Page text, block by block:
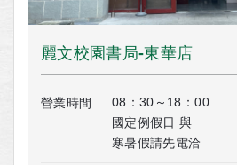
麗文校園書局-東華店
營業時間
08：30～18：00
國定例假日 與
寒暑假請先電洽